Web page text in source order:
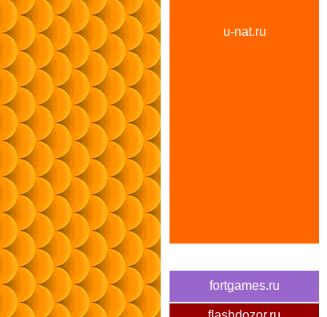
u-nat.ru
fortgames.ru